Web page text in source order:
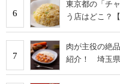
6
東京都の「チ
う店はどこ？
7
肉が主役の絶
紹介！ 埼玉県